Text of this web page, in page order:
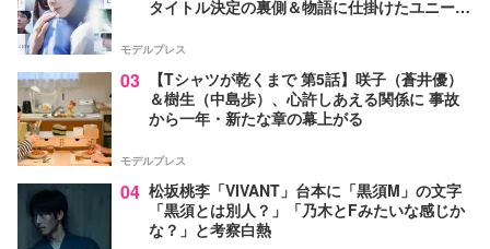
タイトル決定の裏側＆物語に仕掛けたユニーク
モデルプレス
03
【Tシャツが乾くまで 第5話】咲子（蒼井優）
＆樹生（中島歩）、心許しあえる関係に 事故
から一年・新たな章の幕上がる
モデルプレス
04 松坂桃李「VIVANT」台本に「黒須M」の文字
「黒須とは別人？」「乃木とFみたいな感じか
な？」と考察白熱